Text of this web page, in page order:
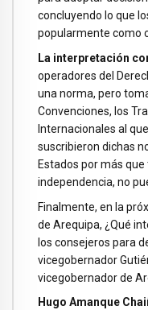
concluyendo lo que
popularmente como
La interpretación
operadores del
una norma, pero
Convenciones, los
Internacionales al
suscribieron dichas
Estados por más
independencia, no
Finalmente, en la
de Arequipa, ¿Qué
los consejeros para
vicegobernador
vicegobernador de
Hugo Amanque